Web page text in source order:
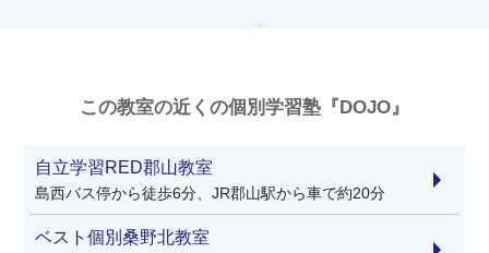
この教室の近くの個別学習塾『DOJO』
自立学習RED郡山教室
島西バス停から徒歩6分、JR郡山駅から車で約20分
ベスト個別桑野北教室